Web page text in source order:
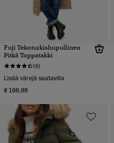
Fuji Tekoturkishupullinen
Pitkä Toppatakki
(8)
Lisää värejä saatavilla
€ 169,99